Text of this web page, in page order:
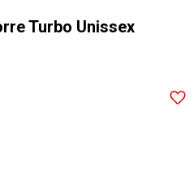
Turbo Unissex